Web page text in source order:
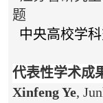
题
中央高校学
代表性学术成
Xinfeng Ye,